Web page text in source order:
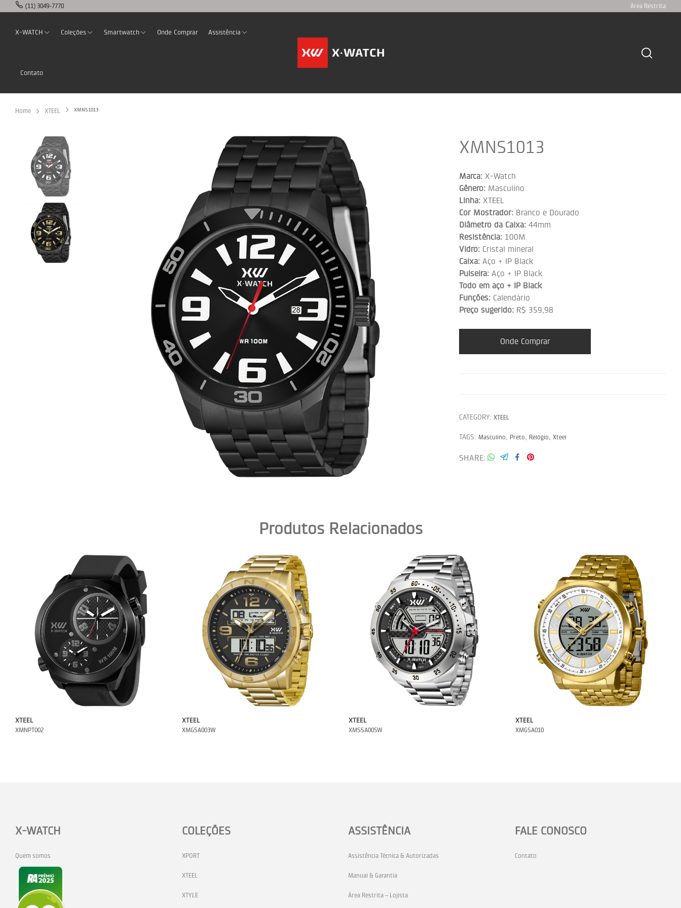
(11) 3049-7770 Área Restrita
X-WATCH Coleções Smartwatch Onde Comprar Assistência
Contato
Home XTEEL XMNS1013
XMNS1013
Marca: X-Watch
Gênero: Masculino
Linha: XTEEL
Cor Mostrador: Branco e Dourado
Diâmetro da Caixa: 44mm
Resistência: 100M
Vidro: Cristal mineral
Caixa: Aço + IP Black
Pulseira: Aço + IP Black
Todo em aço + IP Black
Funções: Calendário
Preço sugerido: R$ 359,98
Onde Comprar
CATEGORY: XTEEL
TAGS: Masculino, Preto, Relógio, Xteel
SHARE
Produtos Relacionados
XTEEL
XMNPT002
XTEEL
XMGSA003W
XTEEL
XMSSA005W
XTEEL
XMGSA010
X-WATCH
Quem somos
COLEÇÕES
XPORT
XTEEL
XTYLE
ASSISTÊNCIA
Assistência Técnica & Autorizadas
Manual & Garantia
Área Restrita – Lojista
FALE CONOSCO
Contato